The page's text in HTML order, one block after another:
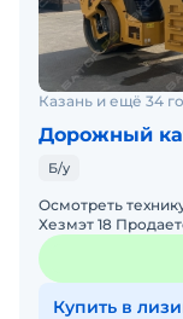
Казань и ещё 34
Дорожный
Б/у
Осмотреть
Хезмэт 18
STR130C-8C Год
Купить в